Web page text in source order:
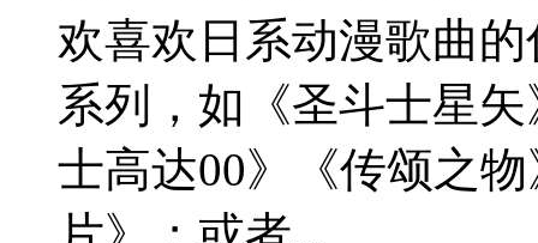
欢喜欢日系动漫歌曲
系列，如《圣斗士星
士高达00》《传颂之